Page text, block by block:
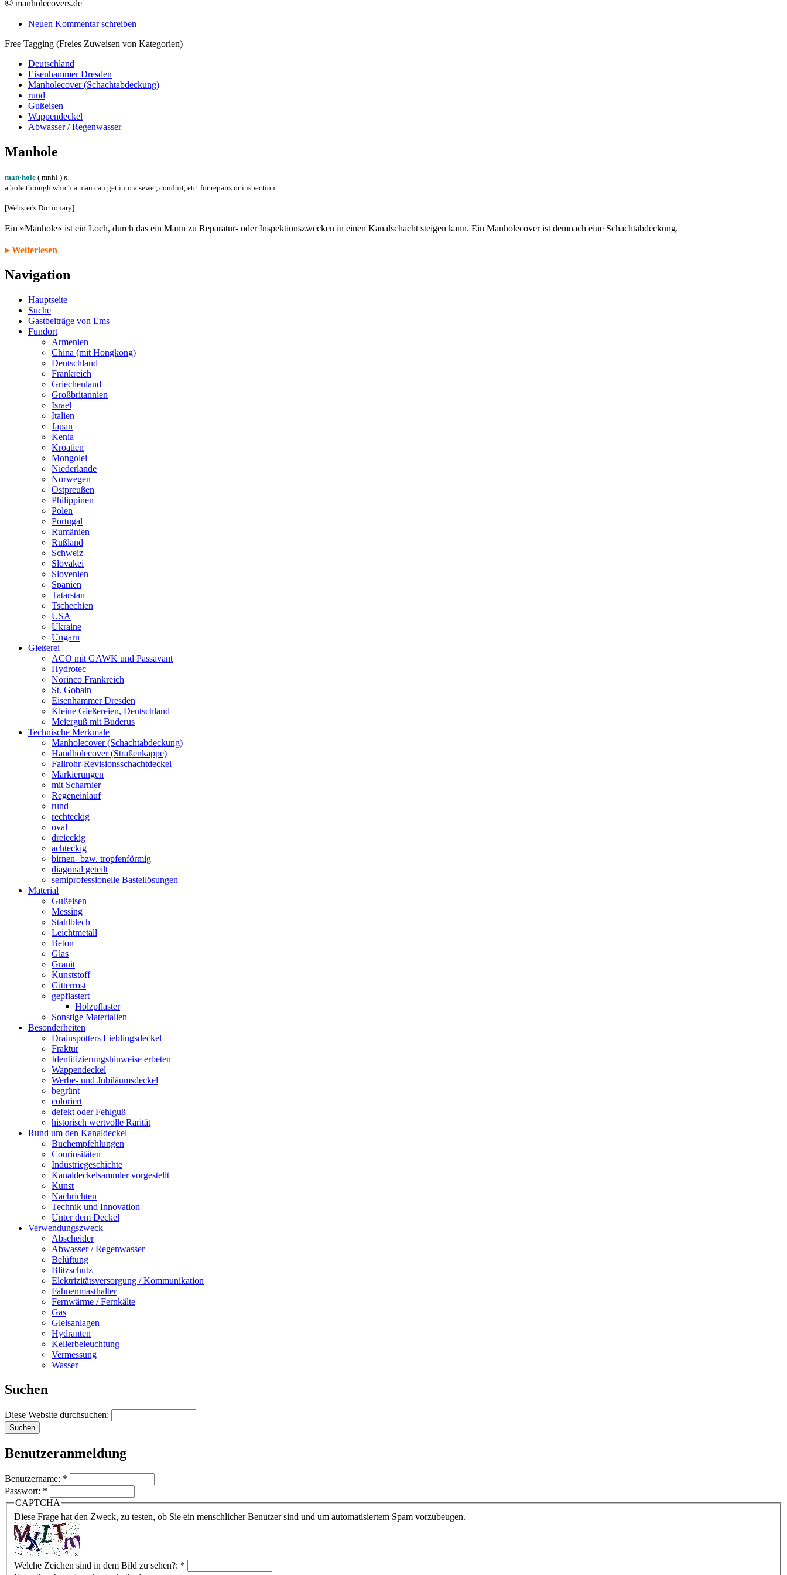
© manholecovers.de
Neuen Kommentar schreiben
Free Tagging (Freies Zuweisen von Kategorien)
Deutschland
Eisenhammer Dresden
Manholecover (Schachtabdeckung)
rund
Gußeisen
Wappendeckel
Abwasser / Regenwasser
Manhole
man·hole ( mnhl ) n.
a hole through which a man can get into a sewer, conduit, etc. for repairs or inspection
[Webster's Dictionary]
Ein »Manhole« ist ein Loch, durch das ein Mann zu Reparatur- oder Inspektionszwecken in einen Kanalschacht steigen kann. Ein Manholecover ist demnach eine Schachtabdeckung.
▸ Weiterlesen
Navigation
Hauptseite
Suche
Gastbeiträge von Ems
Fundort
Armenien
China (mit Hongkong)
Deutschland
Frankreich
Griechenland
Großbritannien
Israel
Italien
Japan
Kenia
Kroatien
Mongolei
Niederlande
Norwegen
Ostpreußen
Philippinen
Polen
Portugal
Rumänien
Rußland
Schweiz
Slovakei
Slovenien
Spanien
Tatarstan
Tschechien
USA
Ukraine
Ungarn
Gießerei
ACO mit GAWK und Passavant
Hydrotec
Norinco Frankreich
St. Gobain
Eisenhammer Dresden
Kleine Gießereien, Deutschland
Meierguß mit Buderus
Technische Merkmale
Manholecover (Schachtabdeckung)
Handholecover (Straßenkappe)
Fallrohr-Revisionsschachtdeckel
Markierungen
mit Scharnier
Regeneinlauf
rund
rechteckig
oval
dreieckig
achteckig
birnen- bzw. tropfenförmig
diagonal geteilt
semiprofessionelle Bastellösungen
Material
Gußeisen
Messing
Stahlblech
Leichtmetall
Beton
Glas
Granit
Kunststoff
Gitterrost
gepflastert
Holzpflaster
Sonstige Materialien
Besonderheiten
Drainspotters Lieblingsdeckel
Fraktur
Identifizierungshinweise erbeten
Wappendeckel
Werbe- und Jubiläumsdeckel
begrünt
coloriert
defekt oder Fehlguß
historisch wertvolle Rarität
Rund um den Kanaldeckel
Buchempfehlungen
Couriositäten
Industriegeschichte
Kanaldeckelsammler vorgestellt
Kunst
Nachrichten
Technik und Innovation
Unter dem Deckel
Verwendungszweck
Abscheider
Abwasser / Regenwasser
Belüftung
Blitzschutz
Elektrizitätsversorgung / Kommunikation
Fahnenmasthalter
Fernwärme / Fernkälte
Gas
Gleisanlagen
Hydranten
Kellerbeleuchtung
Vermessung
Wasser
Suchen
Diese Website durchsuchen:
Benutzeranmeldung
Benutzername: *
Passwort: *
CAPTCHA
Diese Frage hat den Zweck, zu testen, ob Sie ein menschlicher Benutzer sind und um automatisiertem Spam vorzubeugen.
Welche Zeichen sind in dem Bild zu sehen?: *